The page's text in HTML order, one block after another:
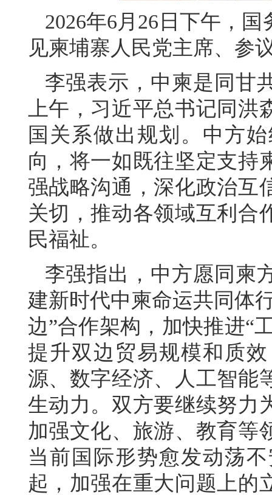
2026年6月26日下午，
见柬埔寨人民党主席、参
李强表示，中柬是同甘
上午，习近平总书记同
国关系做出规划。中方
向，将一如既往坚定支持
强战略沟通，深化政治互
关切，推动各领域互利合
民福祉。
李强指出，中方愿同柬
建新时代中柬命运共同体
边”合作架构，加快推进“
提升双边贸易规模和质
源、数字经济、人工智能
生动力。双方要继续努力
加强文化、旅游、教育等
当前国际形势愈发动荡
起，加强在重大问题上的